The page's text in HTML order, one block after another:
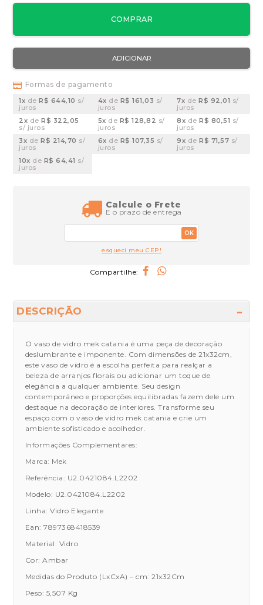
COMPRAR
ADICIONAR
Formas de pagamento
1x deR$ 644,10 s/
juros
2x deR$ 322,05
s/ juros
3x deR$ 214,70 s/
juros
4x de R$ 161,03 s/
juros
5x de R$ 128,82 s/
juros
6x de R$ 107,35 s/
juros
7x deR$ 92,01 s/
juros
8x deR$ 80,51 s/
juros
9x deR$ 71,57 s/
juros
10x de R$ 64,41 s/
juros
Calcule o Frete
E o prazo de entrega
OK
esqueci meu CEP!
Compartilhe:
DESCRIÇÃO
O vaso de vidro mek catania é uma peça de decoração
deslumbrante e imponente. Com dimensões de 21x32cm,
este vaso de vidro é a escolha perfeita para realçar a
beleza de arranjos florais ou adicionar um toque de
elegância a qualquer ambiente. Seu design
contemporâneo e proporções equilibradas fazem dele um
destaque na decoração de interiores. Transforme seu
espaço com o vaso de vidro mek catania e crie um
ambiente sofisticado e acolhedor.
Informações Complementares:
Marca: Mek
Referência: U2.0421084.L2202
Modelo: U2.0421084.L2202
Linha: Vidro Elegante
Ean: 7897368418539
Material: Vidro
Cor: Ambar
Medidas do Produto (LxCxA) – cm: 21x32Cm
Peso: 5,507 Kg